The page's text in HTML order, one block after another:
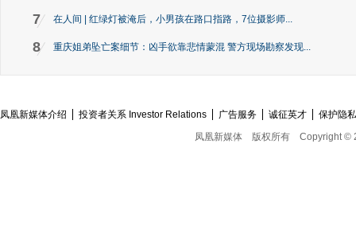
7 在人间 | 红绿灯被淹后，小男孩在路口指路，7位摄影师...
8 重庆姐弟坠亡案细节：凶手欲靠悲情蒙混 警方现场勘察发现...
凤凰新媒体介绍 投资者关系 Investor Relations 广告服务 诚征英才
保护隐
凤凰新媒体
版权所有 Copyright ©